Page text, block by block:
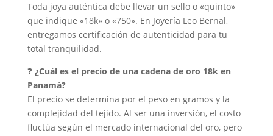
Toda joya auténtica debe llevar un sello o «quinto»
que indique «18k» o «750». En Joyería Leo Bernal,
entregamos certificación de autenticidad para tu
total tranquilidad.
❓ ¿Cuál es el precio de una cadena de oro 18k en
Panamá?
El precio se determina por el peso en gramos y la
complejidad del tejido. Al ser una inversión, el costo
fluctúa según el mercado internacional del oro, pero